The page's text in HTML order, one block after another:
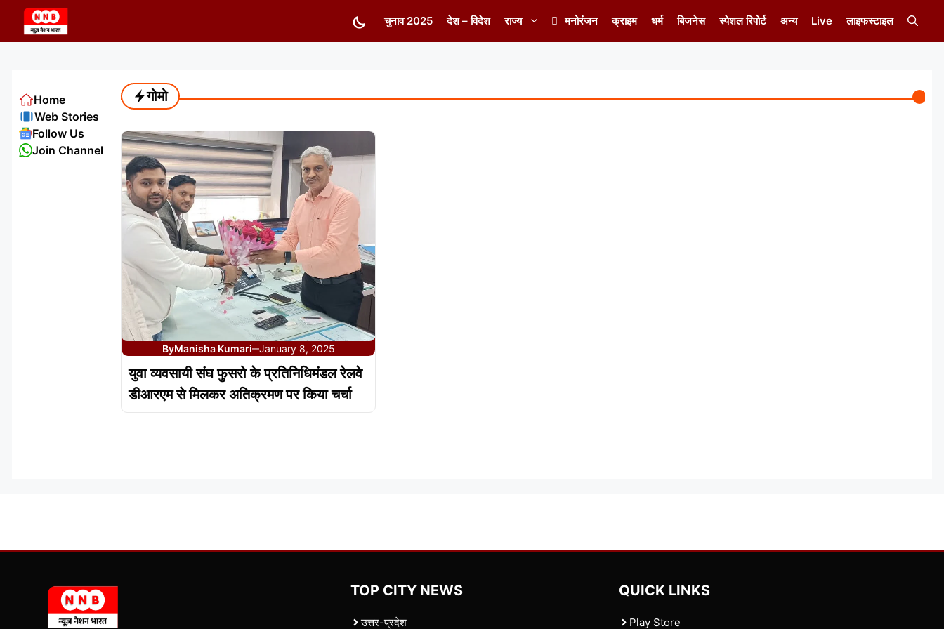
content
चुनाव 2025 देश – विदेश राज्य मनोरंजन क्राइम धर्म बिजनेस स्पेशल रिपोर्ट अन्य Live लाइफस्टाइल
गोमो
ByManisha Kumari—January 8, 2025
युवा व्यवसायी संघ फुसरो के प्रतिनिधिमंडल रेलवे
डीआरएम से मिलकर अतिक्रमण पर किया चर्चा
Home
Web Stories
Follow Us
Join Channel
TOP CITY NEWS
उत्तर-प्रदेश
QUICK LINKS
Play Store